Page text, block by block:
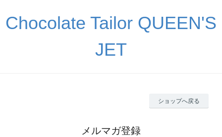
Chocolate Tailor QUEEN'S
JET
ショップへ戻る
メルマガ登録